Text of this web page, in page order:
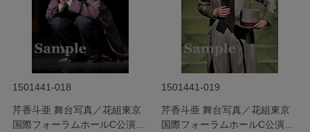
1501441-018
芹香斗亜 舞台写真／花組東京
国際フォーラムホールC公演
1501441-019
芹香斗亜 舞台写真／花組東京
国際フォーラムホールC公演